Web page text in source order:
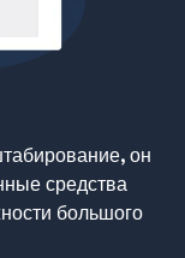
он
средства
большого